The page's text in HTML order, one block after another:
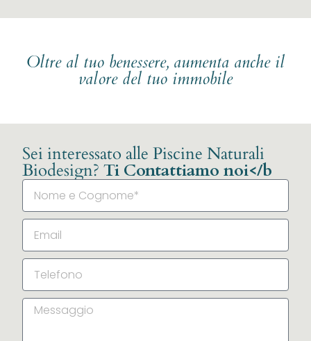
Oltre al tuo benessere, aumenta anche il
valore del tuo immobile
Sei interessato alle Piscine Naturali
Biodesign? Ti Contattiamo noi</b